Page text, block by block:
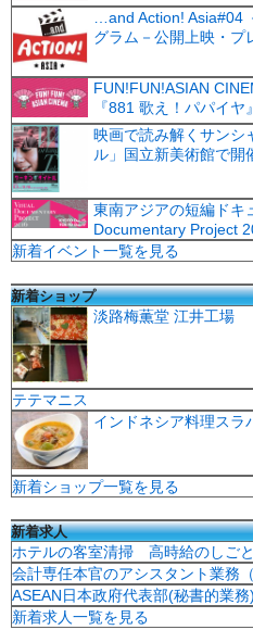
…and Action! Asia#04
グラム－公開上映・プ
FUN!FUN!ASIAN
『881 歌え！パパイヤ
映画で読み解くサンシ
ル」国立新美術館で開
東南アジアの短編ドキ
Documentary Project
新着イベント一覧を見る
新着ショップ
淡路梅薫堂 江井工場
テテマニス
インドネシア料理ス
新着ショップ一覧を見る
新着求人
ホテルの客室清掃 高時給のしご
会計専任本官のアシスタント業務
ASEAN日本政府代表部(秘書的業務)
新着求人一覧を見る